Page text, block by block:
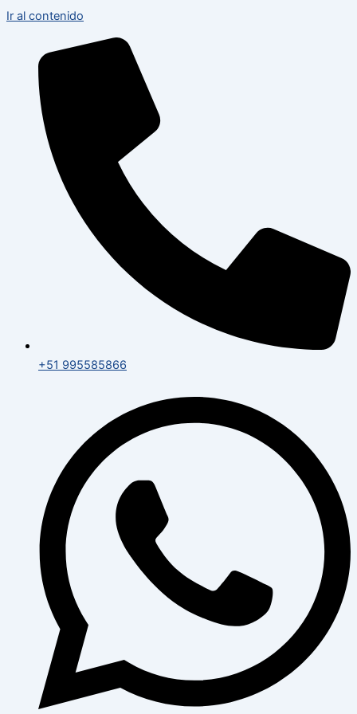
Ir al contenido
+51 995585866